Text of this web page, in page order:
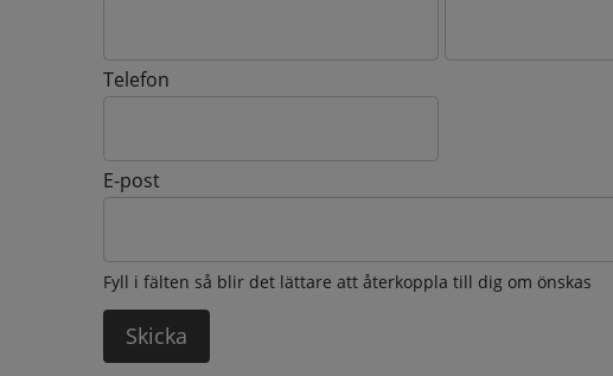
Telefon
E-post
Fyll i fälten så blir det lättare att återkoppla till dig om önskas